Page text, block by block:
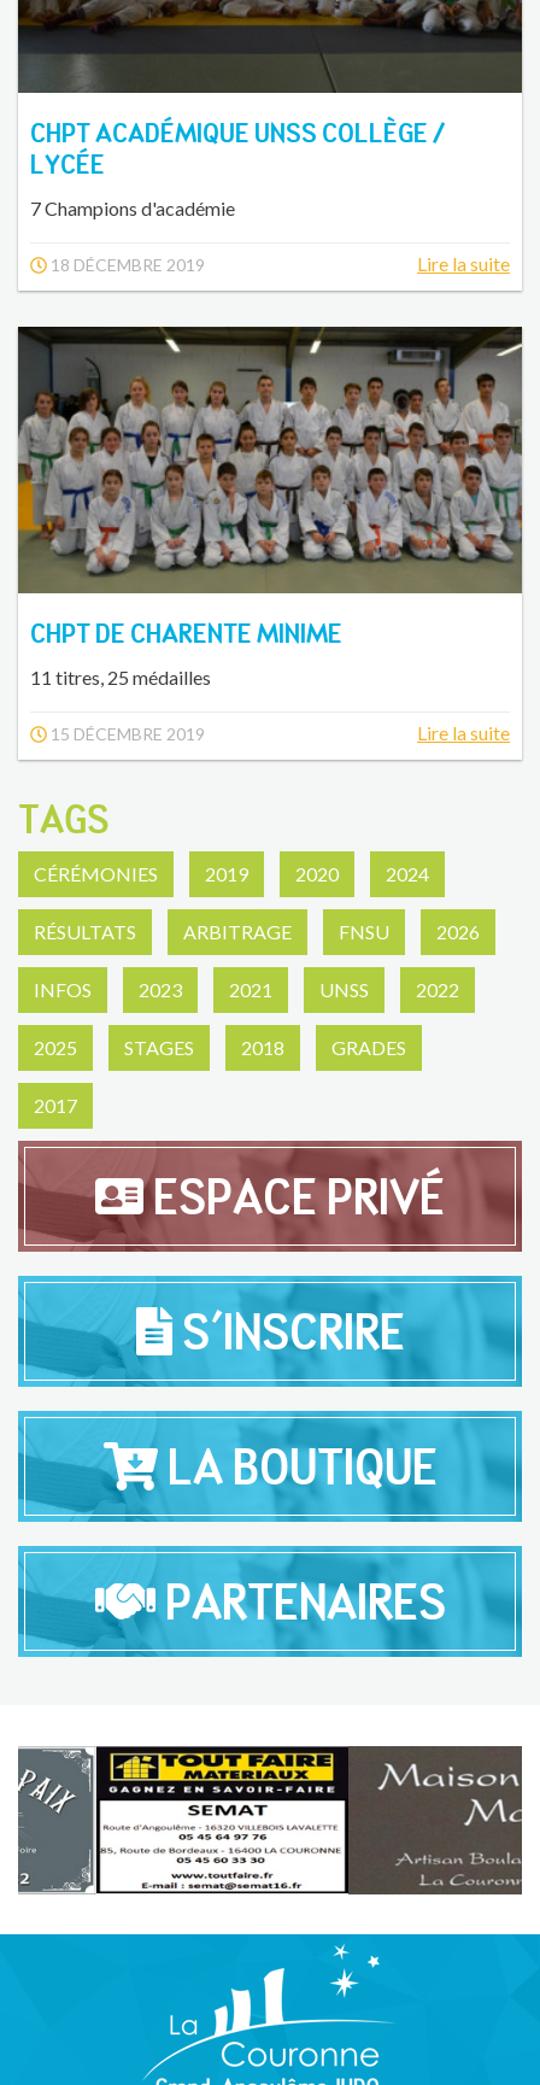
CHPT ACADÉMIQUE UNSS COLLÈGE /
LYCÉE
7 Champions d'académie
18 DÉCEMBRE 2019 Lire la suite
CHPT DE CHARENTE MINIME
11 titres, 25 médailles
15 DÉCEMBRE 2019 Lire la suite
TAGS
CÉRÉMONIES 2019 2020 2024
RÉSULTATS ARBITRAGE FNSU 2026
INFOS 2023 2021 UNSS 2022
2025 STAGES 2018 GRADES
2017
ESPACE PRIVÉ
S'INSCRIRE
LA BOUTIQUE
PARTENAIRES